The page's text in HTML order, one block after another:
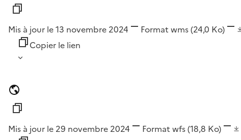
Mis à jour le 13 novembre 2024 Format wms(24,0 Ko)
Copier le lien
Mis à jour le 29 novembre 2024 Format wfs(18,8 Ko)